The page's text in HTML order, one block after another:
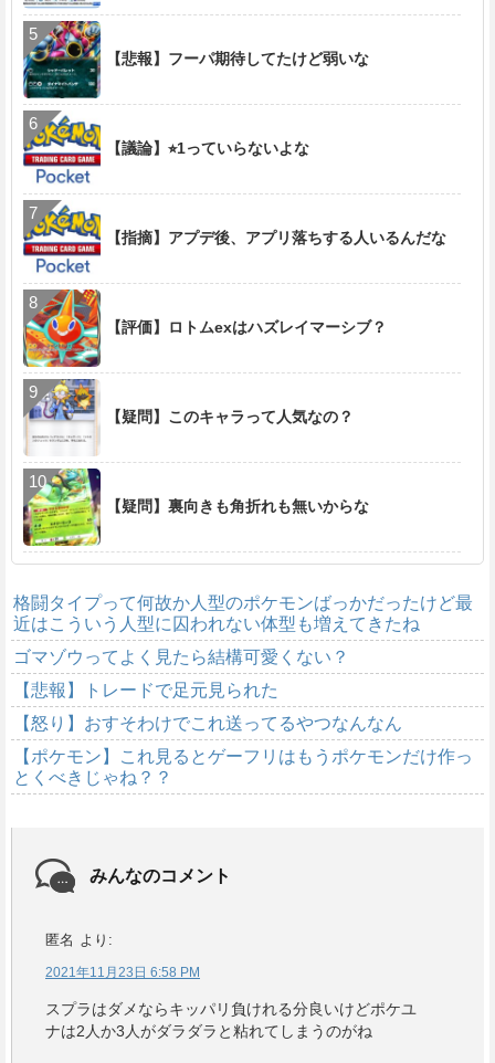
【悲報】フーパ期待してたけど弱いな
【議論】⭐︎1っていらないよな
【指摘】アプデ後、アプリ落ちする人いるんだな
【評価】ロトムexはハズレイマーシブ？
【疑問】このキャラって人気なの？
【疑問】裏向きも角折れも無いからな
格闘タイプって何故か人型のポケモンばっかだったけど最
近はこういう人型に囚われない体型も増えてきたね
ゴマゾウってよく見たら結構可愛くない？
【悲報】トレードで足元見られた
【怒り】おすそわけでこれ送ってるやつなんなん
【ポケモン】これ見るとゲーフリはもうポケモンだけ作っ
とくべきじゃね？？
みんなのコメント
匿名 より:
2021年11月23日 6:58 PM
スプラはダメならキッパリ負けれる分良いけどポケユ
ナは2人か3人がダラダラと粘れてしまうのがね